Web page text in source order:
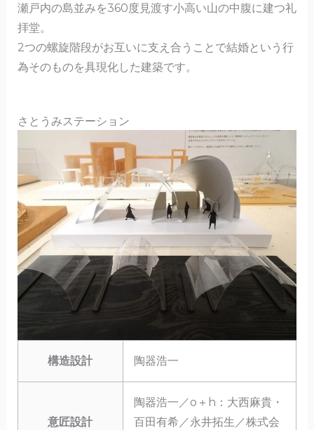
瀬戸内の島並みを360度見渡す小高い山の中腹に建つ礼
拝堂。
2つの螺旋階段がお互いに支え合うことで結婚という行
為そのものを具現化した建築です。
さとうみステーション
構造設計 陶器浩一
意匠設計
陶器浩一／o＋h：大西麻貴・
百田有希／永井拓生／株式会